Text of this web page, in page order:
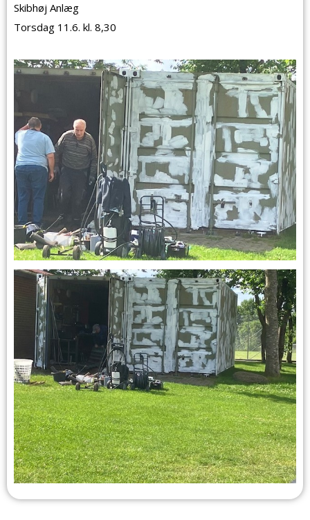
Skibhøj Anlæg
Torsdag 11.6. kl. 8,30